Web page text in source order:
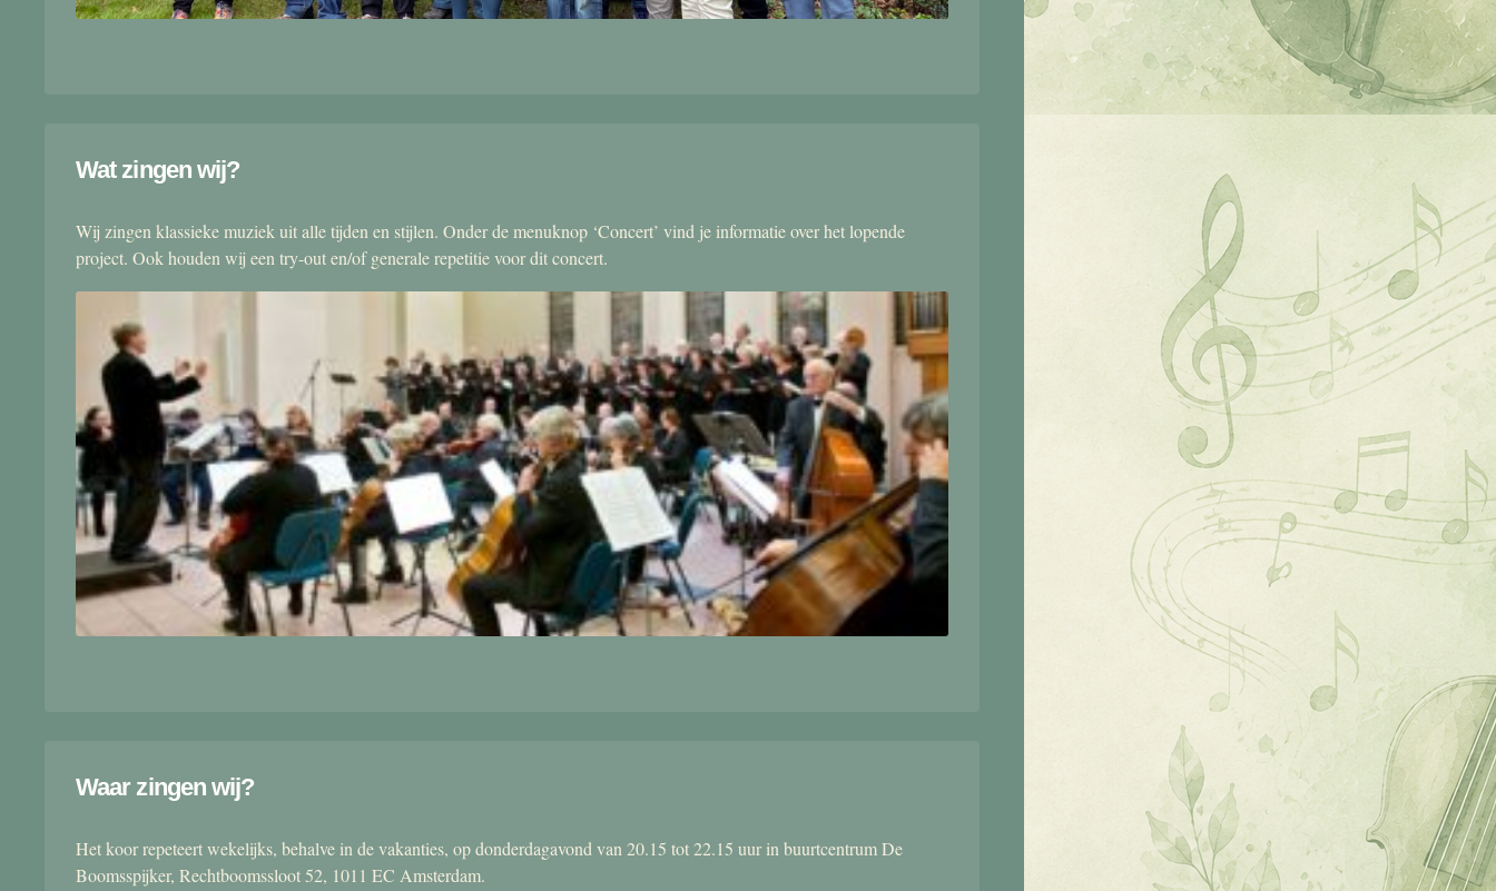
Wat zingen wij?
Wij zingen klassieke muziek uit alle tijden en stijlen. Onder de menuknop ‘Concert’ vind je informatie over het lopende
project. Ook houden wij een try-out en/of generale repetitie voor dit concert.
Waar zingen wij?
Het koor repeteert wekelijks, behalve in de vakanties, op donderdagavond van 20.15 tot 22.15 uur in buurtcentrum De
Boomsspijker, Rechtboomssloot 52, 1011 EC Amsterdam.